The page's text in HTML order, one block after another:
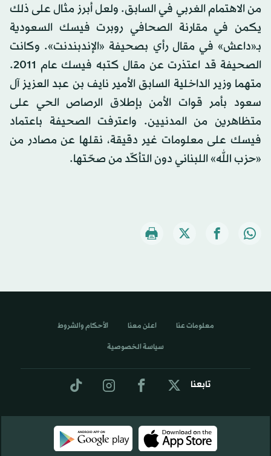
من الاهتمام الغربي في السابق. ولعل أبرز مثال على ذلك
يكمن في مقارنة الصحافي روبرت فيسك السعودية
بـ«داعش» في مقال رأي بصحيفة «الإندبندنت». وكانت
الصحيفة قد اعتذرت عن مقال كتبه فيسك عام 2011.
متهما وزير الداخلية السابق الأمير نايف بن عبد العزيز آل
سعود بأمر قوات الأمن بإطلاق الرصاص الحي على
متظاهرين من المدنيين. واعترفت الصحيفة باعتماد
فيسك على معلومات غير دقيقة، نقلها عن مصادر من
«حزب الله» اللبناني دون التأكّد من صحّتها.
تابعنا
معلومات عنا اعلن معنا الأحكام والشروط
سياسة الخصوصية